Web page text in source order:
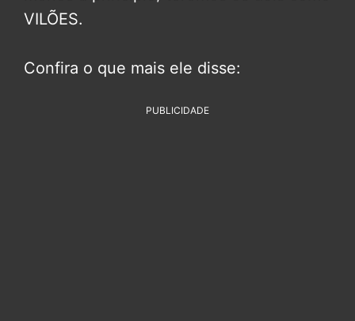
VILÕES.
Confira o que mais ele disse:
PUBLICIDADE